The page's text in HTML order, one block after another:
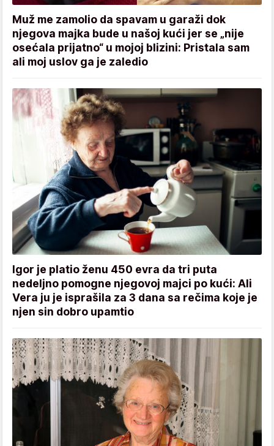
Muž me zamolio da spavam u garaži dok
njegova majka bude u našoj kući jer se „nije
osećala prijatno“ u mojoj blizini: Pristala sam
ali moj uslov ga je zaledio
Igor je platio ženu 450 evra da tri puta
nedeljno pomogne njegovoj majci po kući: Ali
Vera ju je isprašila za 3 dana sa rečima koje je
njen sin dobro upamtio